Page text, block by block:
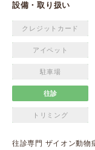
設備・取り扱い
クレジットカード
アイペット
駐車場
往診
トリミング
往診専門 ザイオン動物